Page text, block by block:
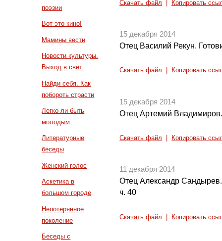
поэзии
Вот это кино!
Мамины вести
Новости культуры.
Выход в свет
Найди себя. Как
побороть страсти
Легко ли быть
молодым
Литературные
беседы
Женский голос
Аскетика в
большом городе
Непотерянное
поколение
Беседы с
Скачать файл Копировать
15 декабря 2014
Отец Василий Рекун.
Скачать файл Копировать
15 декабря 2014
Отец Артемий
Скачать файл Копировать
11 декабря 2014
Отец Александр
ч. 40
Скачать файл Копировать